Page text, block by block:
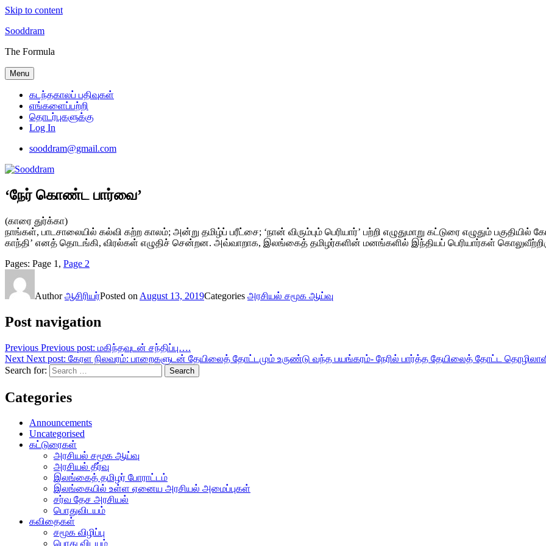
Skip to content
Sooddram
The Formula
Menu
கடந்தகாலப் பதிவுகள்
எங்களைப்பற்றி
தொடர்புகளுக்கு
Log In
sooddram@gmail.com
‘நேர் கொண்ட பார்வை’
(காரை துர்க்கா)
நாங்கள், பாடசாலையில் கல்வி கற்ற காலம்; அன்று தமிழ்ப் பரீட்சை; ‘நான் விரும்பும் பெரியார்’ பற்றி எழுதுமாறு கட்டுரை எழுதும் பகுதியில்
காந்தி’ எனத் தொடங்கி, விரல்கள் எழுதிச் சென்றன. அவ்வாறாக, இலங்கைத் தமிழர்களின் மனங்களில் இந்தியப் பெரியார்கள்
Pages: Page 1 , Page 2
Authorஆசிரியர்Posted on August 13, 2019Categories அரசியல் சமூக ஆய்வு
Post navigation
Previous Previous post: மகிந்தவுடன் சந்திப்பு….
Next Next post: கேரள நிலவரம்: பாறைகளுடன் தேயிலைத் தோட்டமும் உருண்டு வந்த பயங்கரம்- நேரில் பார்த்த தேயிலைத் தோட்ட
Search for:
Search
Categories
Announcements
Uncategorised
கட்டுரைகள்
அரசியல் சமூக ஆய்வு
அரசியல் தீர்வு
இலங்கைத் தமிழர் போராட்டம்
இலங்கையில் உள்ள ஏனைய அரசியல் அமைப்புகள்
சர்வ தேச அரசியல்
பொதுவிடயம்
கவிதைகள்
சமூக விழிப்பு
பொது விடயம்